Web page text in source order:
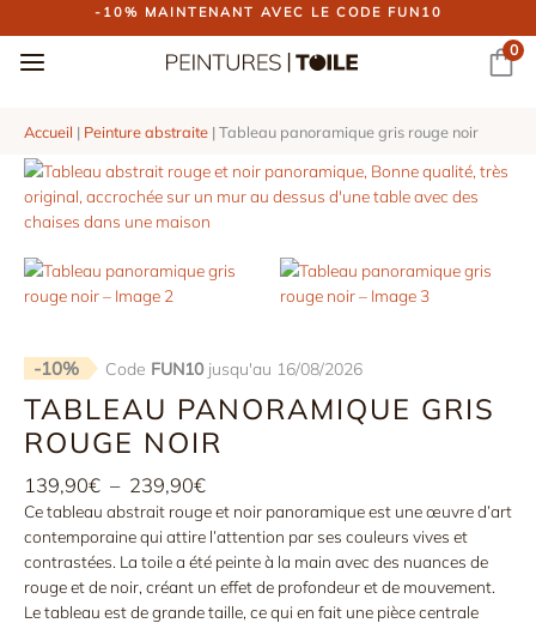
au
contenu
-10% MAINTENANT AVEC LE CODE FUN10
0
Accueil | Peinture abstraite |Tableau panoramique gris rouge noir
-10% Code FUN10jusqu'au 16/08/2026
TABLEAU PANORAMIQUE GRIS
ROUGE NOIR
139,90€ – 239,90€Plage
de
prix :
139,90€
à
239,90€
Ce tableau abstrait rouge et noir panoramique est une œuvre d’art
contemporaine qui attire l’attention par ses couleurs vives et
contrastées. La toile a été peinte à la main avec des nuances de
rouge et de noir, créant un effet de profondeur et de mouvement.
Le tableau est de grande taille, ce qui en fait une pièce centrale